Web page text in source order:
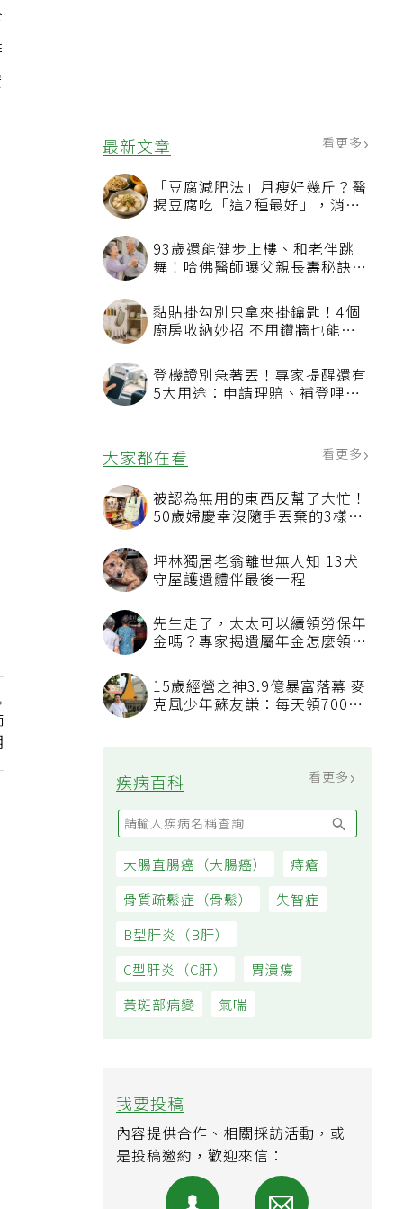
最新文章 看更多
「豆腐減肥法」月瘦好幾斤？醫
揭豆腐吃「這2種最好」，消脹
93歲還能健步上樓、和老伴跳
舞！哈佛醫師曝父親長壽秘訣：
黏貼掛勾別只拿來掛鑰匙！4個
廚房收納妙招 不用鑽牆也能省
登機證別急著丟！專家提醒還有
5大用途：申請理賠、補登哩程
大家都在看 看更多
被認為無用的東西反幫了大忙！
50歲婦慶幸沒隨手丟棄的3樣物
坪林獨居老翁離世無人知 13犬
守屋護遺體伴最後一程
先生走了，太太可以續領勞保年
金嗎？專家揭遺屬年金怎麼領，
15歲經營之神3.9億暴富落幕 麥
克風少年蘇友謙：每天領700元
疾病百科
我要投稿
內容提供合作、相關採訪活動，或
是投稿邀約，歡迎來信：